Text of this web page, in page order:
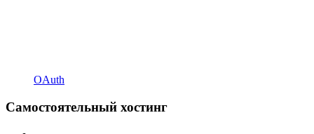
OAuth
Самостоятельный хостинг